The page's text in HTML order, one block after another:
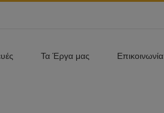
Τα Έργα μας Επικοινωνία